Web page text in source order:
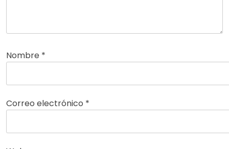
Nombre *
Correo electrónico *